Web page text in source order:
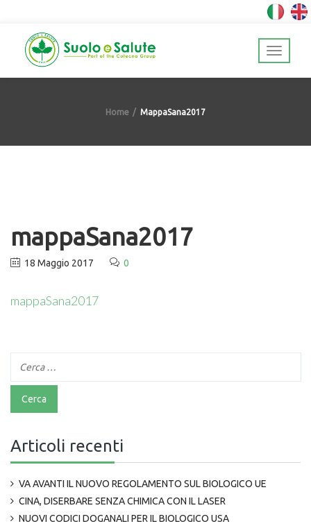
Home MappaSana2017
mappaSana2017
18 Maggio 2017 0
mappaSana2017
Articoli recenti
VA AVANTI IL NUOVO REGOLAMENTO SUL BIOLOGICO UE
CINA, DISERBARE SENZA CHIMICA CON IL LASER
NUOVI CODICI DOGANALI PER IL BIOLOGICO USA